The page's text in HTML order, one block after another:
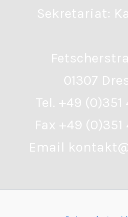
Sekretariat:
01307
Tel. +49 (0)351
Fax +49 (0)351
Email